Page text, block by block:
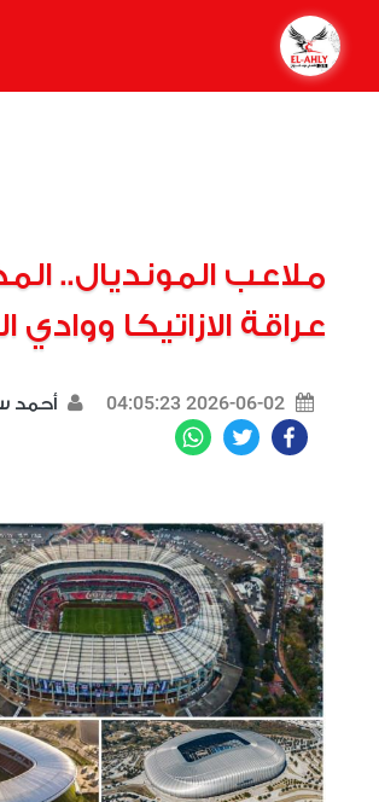
ملاعب المونديال..
عراقة الازاتيكا ووادي
2026-06-02 04:05:23 أحمد
Facebook
Twitter